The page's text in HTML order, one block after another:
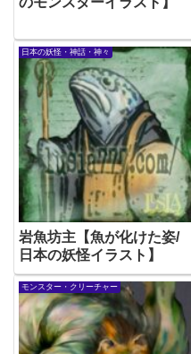
日本の妖怪・神話・神々
岩魚坊主【魚が化けた姿/
日本の妖怪イラスト】
モンスター・クリーチャー